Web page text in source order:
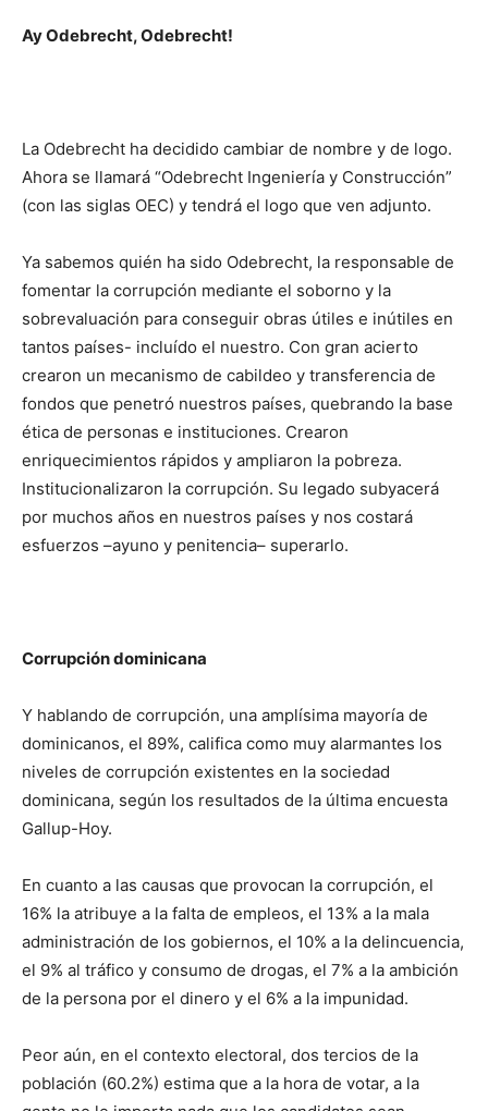
Ay Odebrecht, Odebrecht!
La Odebrecht ha decidido cambiar de nombre y de logo.
Ahora se llamará “Odebrecht Ingeniería y Construc­ción”
(con las siglas OEC) y tendrá el logo que ven adjunto.
Ya sabemos quién ha sido Odebrecht, la responsable de
fomentar la corrupción me­diante el soborno y la
sobrevaluación para conseguir obras útiles e inútiles en
tantos países- incluído el ­nuestro. Con gran acierto
crearon un me­canismo de cabildeo y transferencia de
fondos que penetró nuestros países, quebrando la base
ética de personas e instituciones. Crea­ron
enriquecimientos rápidos y ampliaron la pobreza.
Instituciona­lizaron la corrupción. Su legado subyacerá
por muchos años en nuestros países y nos costará
esfuerzos –ayuno y penitencia– superarlo.
Corrupción dominicana
Y hablando de co­rrupción, una amplísima mayoría de
dominicanos, el 89%, califica como muy alarmantes los
niveles de corrupción existentes en la sociedad
dominicana, según los resultados de la última encuesta
Gallup-Hoy.
En cuanto a las cau­sas que provocan la corrupción, el
16% la atribuye a la falta de empleos, el 13% a la mala
administración de los gobiernos, el 10% a la delincuencia,
el 9% al tráfico y consumo de drogas, el 7% a la am­bición
de la persona por el dinero y el 6% a la impunidad.
Peor aún, en el contexto electoral, dos tercios de la
población (60.2%) estima que a la hora de votar, a la